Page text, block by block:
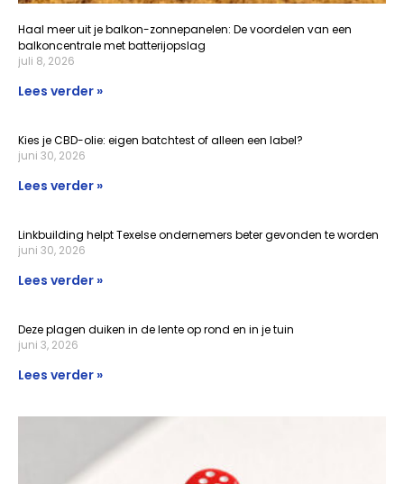
Haal meer uit je balkon-zonnepanelen: De voordelen van een
balkoncentrale met batterijopslag
juli 8, 2026
Lees verder »
Kies je CBD-olie: eigen batchtest of alleen een label?
juni 30, 2026
Lees verder »
Linkbuilding helpt Texelse ondernemers beter gevonden te worden
juni 30, 2026
Lees verder »
Deze plagen duiken in de lente op rond en in je tuin
juni 3, 2026
Lees verder »